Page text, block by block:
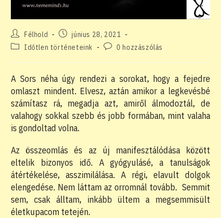
Post
author:
Félhold
Post
published:
június 28, 2021
PostIdőtlen történeteink
Post0 hozzászólás
A Sors néha úgy rendezi a sorokat, hogy a fejedre
omlaszt mindent. Elvesz, aztán amikor a legkevésbé
számítasz rá, megadja azt, amiről álmodoztál, de
valahogy sokkal szebb és jobb formában, mint valaha
is gondoltad volna.
Az összeomlás és az új manifesztálódása között
eltelik bizonyos idő. A gyógyulásé, a tanulságok
átértékelése, asszimilálása. A régi, elavult dolgok
elengedése. Nem láttam az orromnál tovább. Semmit
sem, csak álltam, inkább ültem a megsemmisült
életkupacom tetején.